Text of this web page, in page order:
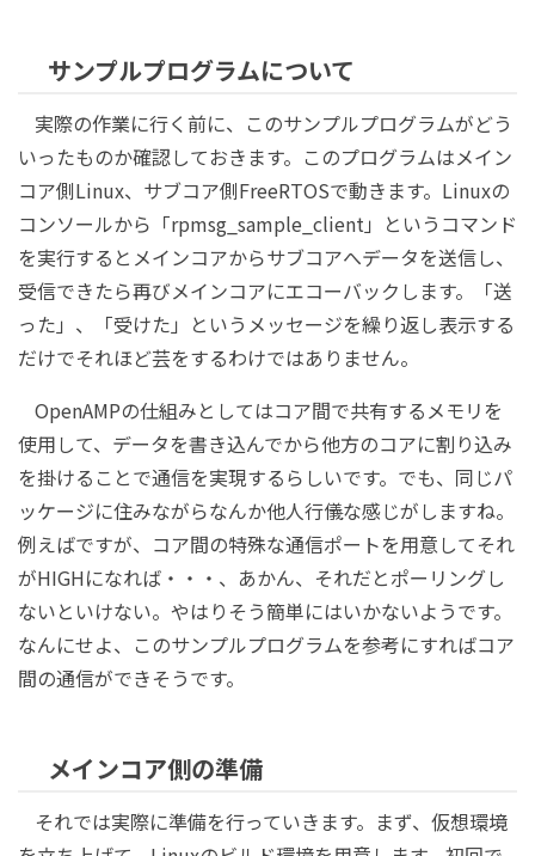
サンプルプログラムについて
実際の作業に行く前に、このサンプルプログラムがどう
いったものか確認しておきます。このプログラムはメイン
コア側Linux、サブコア側FreeRTOSで動きます。Linuxの
コンソールから「rpmsg_sample_client」というコマンド
を実行するとメインコアからサブコアへデータを送信し、
受信できたら再びメインコアにエコーバックします。「送
った」、「受けた」というメッセージを繰り返し表示する
だけでそれほど芸をするわけではありません。
OpenAMPの仕組みとしてはコア間で共有するメモリを
使用して、データを書き込んでから他方のコアに割り込み
を掛けることで通信を実現するらしいです。でも、同じパ
ッケージに住みながらなんか他人行儀な感じがしますね。
例えばですが、コア間の特殊な通信ポートを用意してそれ
がHIGHになれば・・・、あかん、それだとポーリングし
ないといけない。やはりそう簡単にはいかないようです。
なんにせよ、このサンプルプログラムを参考にすればコア
間の通信ができそうです。
メインコア側の準備
それでは実際に準備を行っていきます。まず、仮想環境